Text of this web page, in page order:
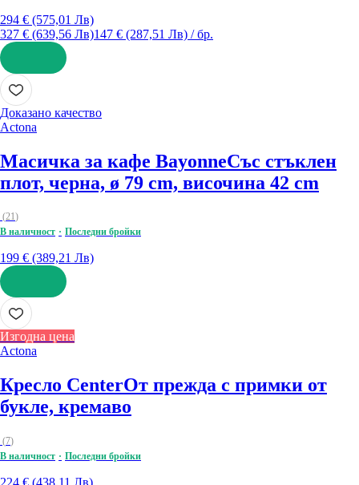
294 € (575,01 Лв)
327 € (639,56 Лв)147 € (287,51 Лв) / бр.
ДОБАВИ
Доказано качество
Actona
Масичка за кафе BayonneСъс стъклен
плот, черна, ø 79 cm, височина 42 cm
(21)
В наличност
Последни бройки
199 € (389,21 Лв)
ДОБАВИ
Изгодна цена
Actona
Кресло CenterОт прежда с примки от
букле, кремаво
(7)
В наличност
Последни бройки